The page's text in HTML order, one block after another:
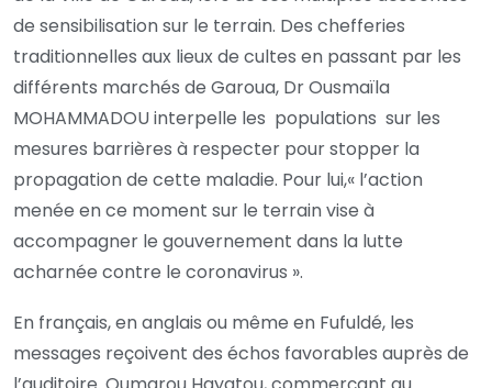
de sensibilisation sur le terrain. Des chefferies
traditionnelles aux lieux de cultes en passant par les
différents marchés de Garoua, Dr Ousmaïla
MOHAMMADOU interpelle les populations sur les
mesures barrières à respecter pour stopper la
propagation de cette maladie. Pour lui,« l’action
menée en ce moment sur le terrain vise à
accompagner le gouvernement dans la lutte
acharnée contre le coronavirus ».
En français, en anglais ou même en Fufuldé, les
messages reçoivent des échos favorables auprès de